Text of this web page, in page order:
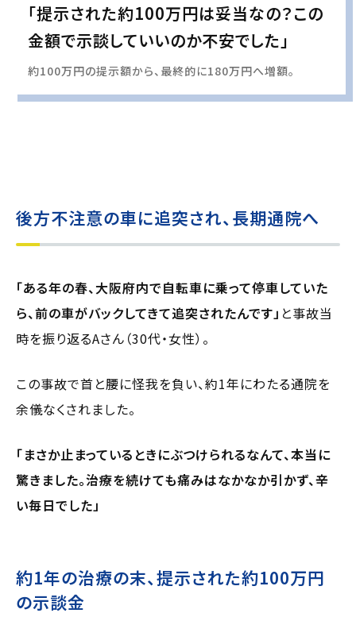
「提示された約100万円は妥当なの？この
金額で示談していいのか不安でした」
約100万円の提示額から、最終的に180万円へ増額。
後方不注意の車に追突され、長期通院へ
「ある年の春、大阪府内で自転車に乗って停車していた
ら、前の車がバックしてきて追突されたんです」 と事故当
時を振り返るAさん（30代・女性）。
この事故で首と腰に怪我を負い、約1年にわたる通院を
余儀なくされました。
「まさか止まっているときにぶつけられるなんて、本当に
驚きました。治療を続けても痛みはなかなか引かず、辛
い毎日でした」
約1年の治療の末、提示された約100万円
の示談金